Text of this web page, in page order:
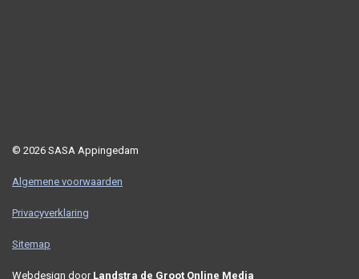
© 2026 SASA Appingedam
Algemene voorwaarden
Privacyverklaring
Sitemap
Webdesign door Landstra de Groot Online Media